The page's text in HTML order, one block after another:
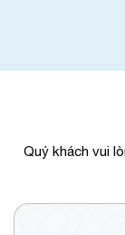
Quý khách vui